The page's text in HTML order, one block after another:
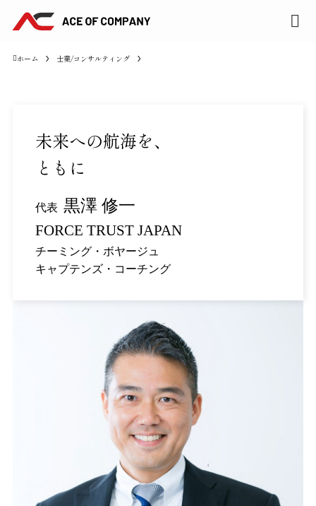
ホーム 士業/コンサルティング
未来への航海を、
ともに
代表 黒澤 修一
FORCE TRUST JAPAN
チーミング・ボヤージュ
キャプテンズ・コーチング